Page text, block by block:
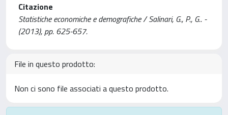
Citazione
Statistiche economiche e demografiche / Salinari, G., P., G.. -
(2013), pp. 625-657.
File in questo prodotto:
Non ci sono file associati a questo prodotto.